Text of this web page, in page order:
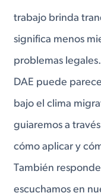
trabajo brinda
significa menos
problemas
DAE puede
bajo el clima
guiaremos a
cómo aplicar y
También
escuchamos en